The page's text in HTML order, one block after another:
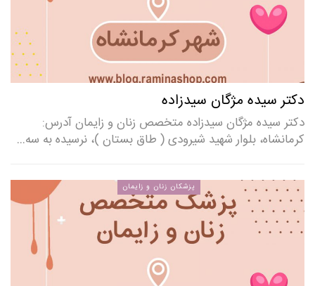
دکتر سیده مژگان سیدزاده
دکتر سیده مژگان سیدزاده متخصص زنان و زایمان آدرس:
کرمانشاه، بلوار شهید شیرودی ( طاق بستان )، نرسیده به سه…
پزشکان زنان و زایمان